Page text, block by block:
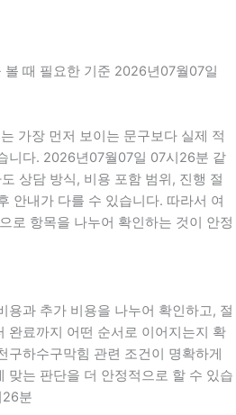
때 필요한 기준 2026년07월07일
가장 먼저 보이는 문구보다 실제 적
니다. 2026년07월07일 07시26분 같
상담 방식, 비용 포함 범위, 진행 절
안내가 다를 수 있습니다. 따라서 여
로 항목을 나누어 확인하는 것이 안정
용과 추가 비용을 나누어 확인하고, 절
완료까지 어떤 순서로 이어지는지 확
구하수구막힘 관련 조건이 명확하게
맞는 판단을 더 안정적으로 할 수 있습
분